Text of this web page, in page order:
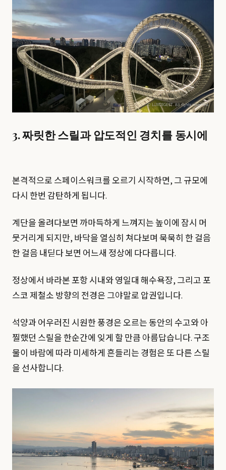
3. 짜릿한 스릴과 압도적인 경치를 동시에
본격적으로 스페이스워크를 오르기 시작하면, 그 규모에
다시 한번 감탄하게 됩니다.
계단을 올려다보면 까마득하게 느껴지는 높이에 잠시 머
뭇거리게 되지만, 바닥을 열심히 쳐다보며 묵묵히 한 걸음
한 걸음 내딛다 보면 어느새 정상에 다다릅니다.
정상에서 바라본 포항 시내와 영일대 해수욕장, 그리고 포
스코 제철소 방향의 전경은 그야말로 압권입니다.
석양과 어우러진 시원한 풍경은 오르는 동안의 수고와 아
찔했던 스릴을 한순간에 잊게 할 만큼 아름답습니다. 구조
물이 바람에 따라 미세하게 흔들리는 경험은 또 다른 스릴
을 선사합니다.